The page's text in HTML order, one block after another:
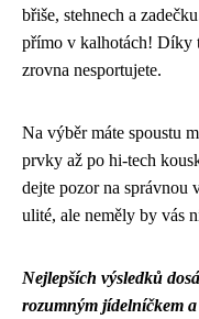
břiše, stehnech a
přímo v kalhotách! Díky
zrovna nesportujete.
Na výběr máte spoustu
prvky až po hi-tech
dejte pozor na správnou
ulité, ale neměly by vás
Nejlepších výsledků
rozumným jídelníčkem